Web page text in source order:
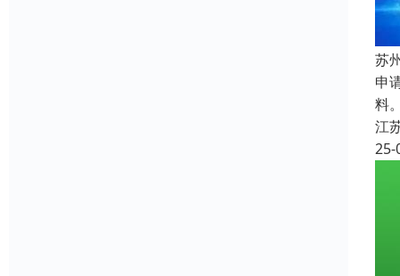
苏
申
料
江
25-